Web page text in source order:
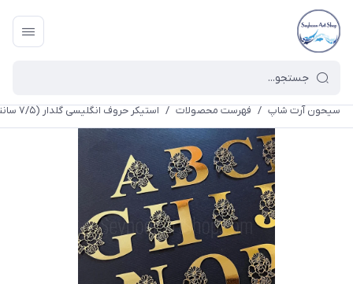
سیحون آرت شاپ / فهرست محصولات / استیکر حروف انگلیسی گلدار (۷/۵ سانتی)